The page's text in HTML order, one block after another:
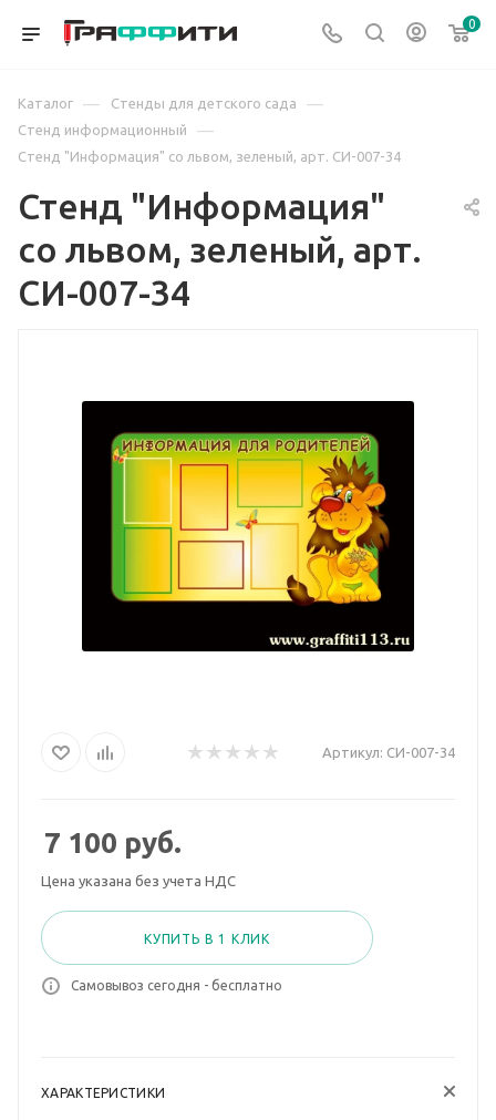
0
Каталог — Стенды для детского сада —
Стенд информационный —
Стенд "Информация" со львом, зеленый, арт. СИ-007-34
Стенд "Информация"
со львом, зеленый, арт.
СИ-007-34
Артикул: СИ-007-34
7 100 руб.
Цена указана без учета НДС
КУПИТЬ В 1 КЛИК
Самовывоз сегодня - бесплатно
ХАРАКТЕРИСТИКИ